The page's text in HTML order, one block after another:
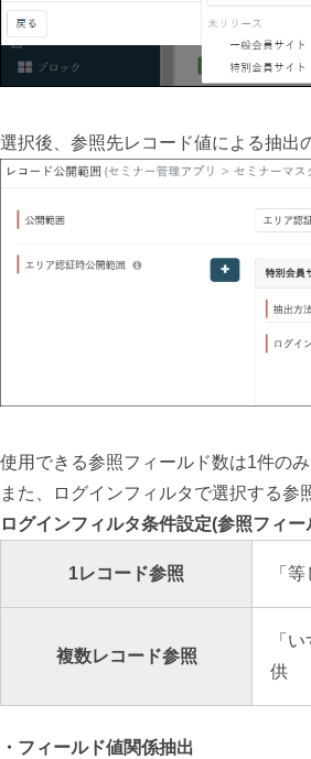
選択後、参照先レコード値による抽出
使用できる参照フィールド数は1件のみ
また、ログインフィルタで選択する
ログインフィルタ条件設定(参照フィー
1レコード参照 「
複数レコード参照
「
供
・フィールド値関係抽出